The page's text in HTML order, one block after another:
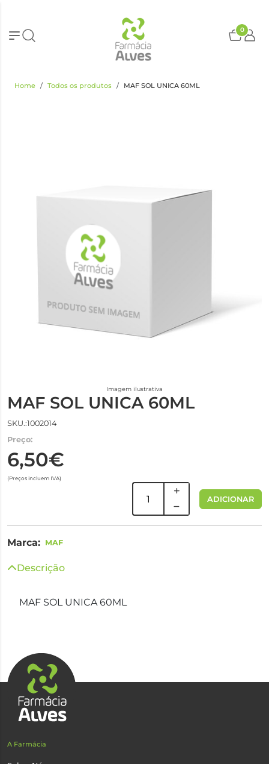
0
Home Todos os produtos MAF SOL UNICA 60ML
Imagem ilustrativa
MAF SOL UNICA 60ML
SKU.:1002014
Preço:
6,50€
(Preços incluem IVA)
ADICIONAR
Marca: MAF
Descrição
MAF SOL UNICA 60ML
A Farmácia